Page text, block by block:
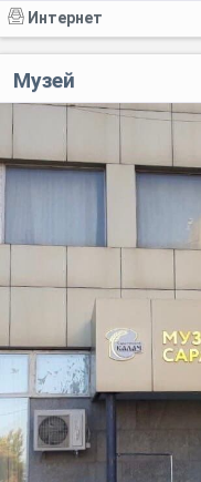
Интернет
Музей